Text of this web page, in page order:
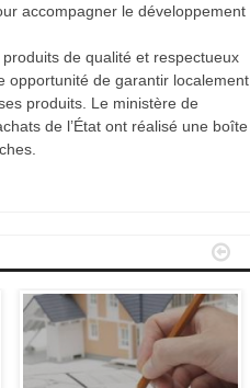
accompagner le développement
de qualité et respectueux
opportunité de garantir localement
produits. Le ministère de
de l’État ont réalisé une boîte
